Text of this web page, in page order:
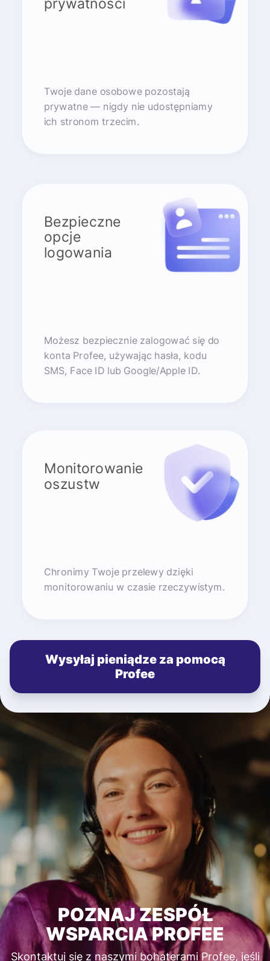
prywatności
Twoje dane osobowe pozostają
prywatne — nigdy nie udostępniamy
ich stronom trzecim.
Bezpieczne
opcje
logowania
Możesz bezpiecznie zalogować się do
konta Profee, używając hasła, kodu
SMS, Face ID lub Google/Apple ID.
Monitorowanie
oszustw
Chronimy Twoje przelewy dzięki
monitorowaniu w czasie rzeczywistym.
Wysyłaj pieniądze za pomocą
Profee
POZNAJ ZESPÓŁ
WSPARCIA PROFEE
Skontaktuj się z naszymi bohaterami Profee, jeśli